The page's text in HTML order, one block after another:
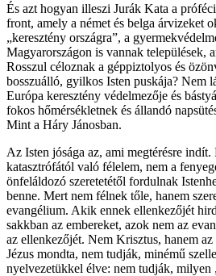
És azt hogyan illeszi Jurák Kata a
front, amely a német és belga árvizeket
„keresztény országra”, a
Magyarországon is vannak települések,
Rosszul céloznak a géppiztolyos és
bosszuálló, gyilkos Isten puskája? Nem
Európa keresztény védelmezője és
fokos hőmérsékletnek és állandó
Mint a Háry Jánosban.
Az Isten jósága az, ami megtérésre indít.
katasztrófától való félelem, nem a
önfeláldozó szeretetétől fordulnak
benne. Mert nem félnek tőle, hanem
evangélium. Akik ennek ellenkezőjét
sakkban az embereket, azok nem az
az ellenkezőjét. Nem Krisztus, hanem
Jézus mondta, nem tudják, minémű
nyelvezetükkel élve: nem tudják, milyen